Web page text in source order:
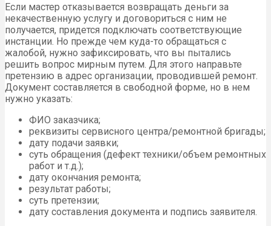
Если мастер отказывается возвращать деньги за
некачественную услугу и договориться с ним не
получается, придется подключать соответствующие
инстанции. Но прежде чем куда-то обращаться с
жалобой, нужно зафиксировать, что вы пытались
решить вопрос мирным путем. Для этого направьте
претензию в адрес организации, проводившей ремонт.
Документ составляется в свободной форме, но в нем
нужно указать:
ФИО заказчика;
реквизиты сервисного центра/ремонтной бригады;
дату подачи заявки;
суть обращения (дефект техники/объем ремонтных
работ и т.д.);
дату окончания ремонта;
результат работы;
суть претензии;
дату составления документа и подпись заявителя.